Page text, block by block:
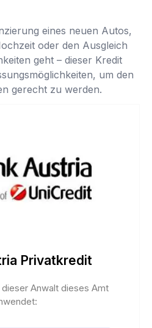
eines neuen Autos,
oder den Ausgleich
geht – dieser Kredit
um den
gerecht zu werden.
Privatkredit
Anwalt dieses Amt